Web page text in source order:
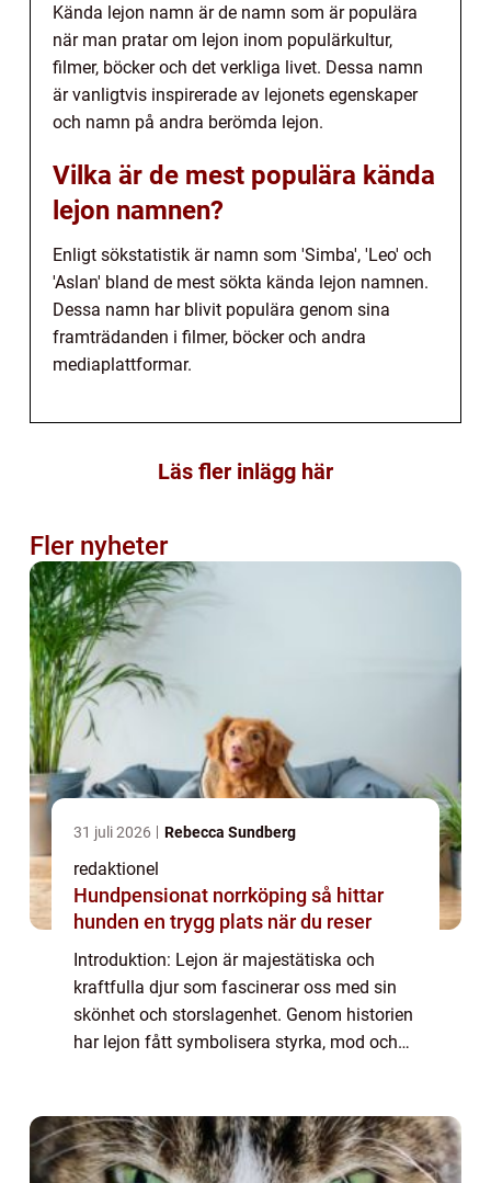
Kända lejon namn är de namn som är populära
när man pratar om lejon inom populärkultur,
filmer, böcker och det verkliga livet. Dessa namn
är vanligtvis inspirerade av lejonets egenskaper
och namn på andra berömda lejon.
Vilka är de mest populära kända
lejon namnen?
Enligt sökstatistik är namn som 'Simba', 'Leo' och
'Aslan' bland de mest sökta kända lejon namnen.
Dessa namn har blivit populära genom sina
framträdanden i filmer, böcker och andra
mediaplattformar.
Läs fler inlägg här
Fler nyheter
31 juli 2026 Rebecca Sundberg
redaktionel
Hundpensionat norrköping så hittar
hunden en trygg plats när du reser
Introduktion: Lejon är majestätiska och
kraftfulla djur som fascinerar oss med sin
skönhet och storslagenhet. Genom historien
har lejon fått symbolisera styrka, mod och